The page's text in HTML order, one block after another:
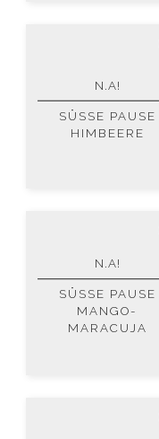
N.A!
SÜSSE PAUSE H
IMBEERE
N.A!
SÜSSE PAUSE M
ANGO-M
ARACUJA